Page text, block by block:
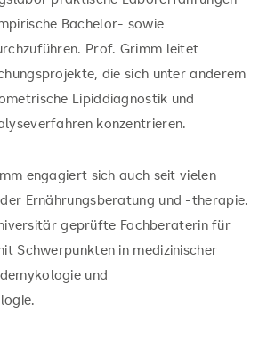
Bachelor- sowie
Prof. Grimm leitet
die sich unter anderem
Lipiddiagnostik und
konzentrieren.
engagiert sich auch seit vielen
Ernährungsberatung und -therapie.
geprüfte Fachberaterin für
Schwerpunkten in medizinischer
und